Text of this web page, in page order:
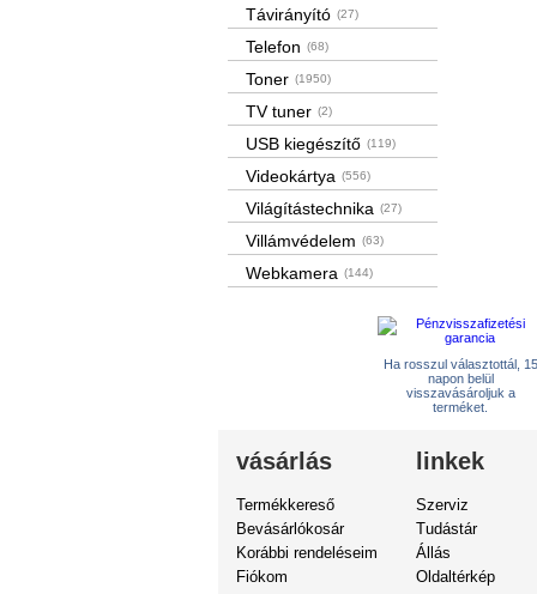
Távirányító (27)
Telefon (68)
Toner (1950)
TV tuner (2)
USB kiegészítő (119)
Videokártya (556)
Világítástechnika (27)
Villámvédelem (63)
Webkamera (144)
Ha rosszul választottál, 15
napon belül
visszavásároljuk a
terméket.
vásárlás
Termékkereső
Bevásárlókosár
Korábbi rendeléseim
Fiókom
linkek
Szerviz
Tudástár
Állás
Oldaltérkép